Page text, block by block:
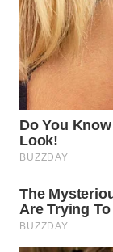
WN
KEPULAUAN
SERIBU
WN
TANGERANG
BINJAI
WN
CIREBON